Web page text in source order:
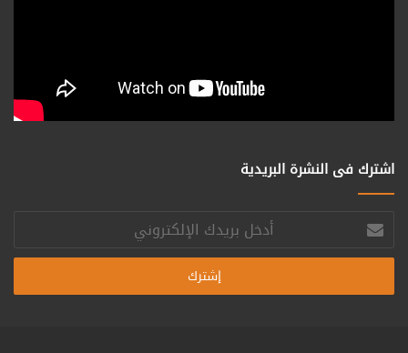
اشترك فى النشرة البريدية
أدخل
بريدك
الإلكتروني